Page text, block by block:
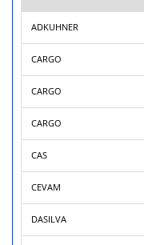
ADKUHNER
CARGO
CARGO
CARGO
CAS
CEVAM
DASILVA